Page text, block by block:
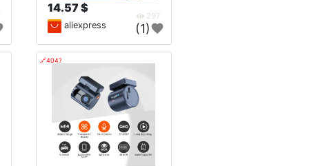
14.57 $
297
aliexpress (1)
🔗404?